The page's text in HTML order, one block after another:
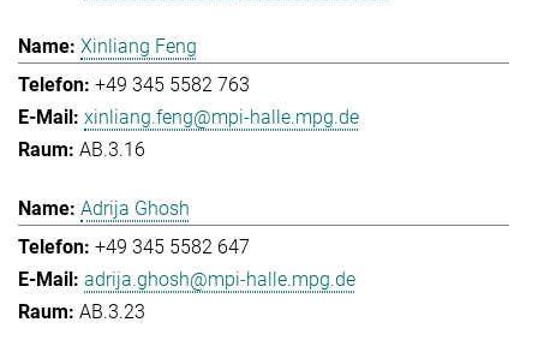
Xinliang Feng
+49 345 5582 763
xinliang.feng@mpi-halle.mpg.de
AB.3.16
Adrija Ghosh
+49 345 5582 647
adrija.ghosh@mpi-halle.mpg.de
AB.3.23